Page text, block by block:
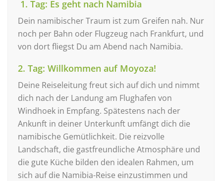
1. Tag: Es geht nach Namibia
Dein namibischer Traum ist zum Greifen nah. Nur
noch per Bahn oder Flugzeug nach Frankfurt, und
von dort fliegst Du am Abend nach Namibia.
2. Tag: Willkommen auf Moyoza!
Deine Reiseleitung freut sich auf dich und nimmt
dich nach der Landung am Flughafen von
Windhoek in Empfang. Spätestens nach der
Ankunft in deiner Unterkunft umfängt dich die
namibische Gemütlichkeit. Die reizvolle
Landschaft, die gastfreundliche Atmosphäre und
die gute Küche bilden den idealen Rahmen, um
sich auf die Namibia-Reise einzustimmen und